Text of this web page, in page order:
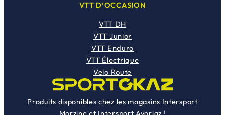
VTT D’OCCASION
VTT DH
VTT Junior
VTT Enduro
VTT Électrique
Velo Route
Produits disponibles chez les magasins Intersport